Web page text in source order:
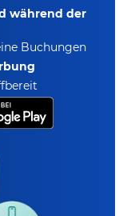
während der
Buchungen